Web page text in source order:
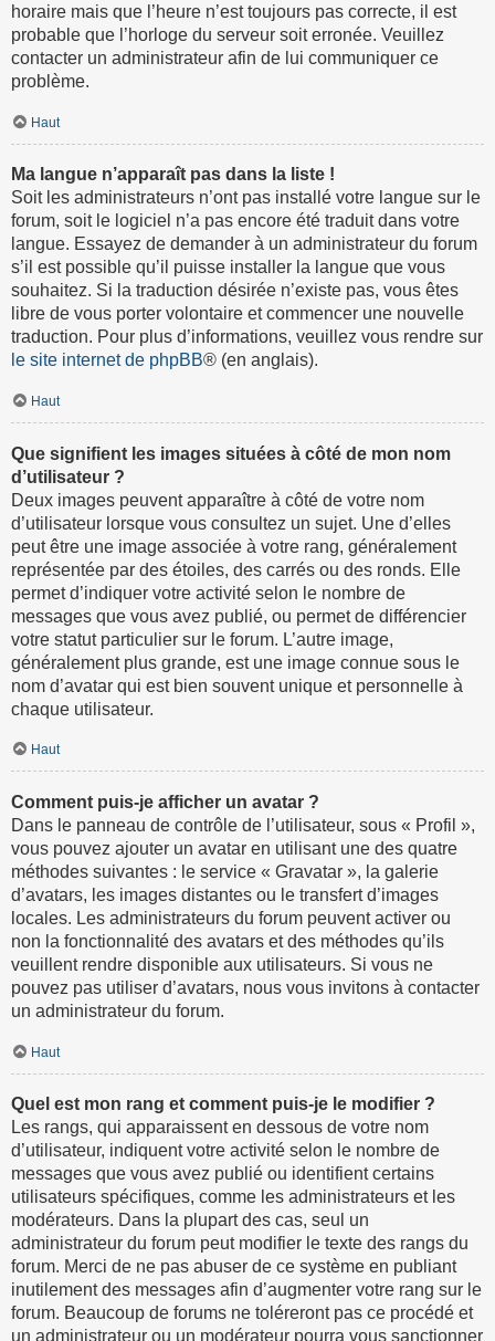
horaire mais que l’heure n’est toujours pas correcte, il est
probable que l’horloge du serveur soit erronée. Veuillez
contacter un administrateur afin de lui communiquer ce
problème.
Haut
Ma langue n’apparaît pas dans la liste !
Soit les administrateurs n’ont pas installé votre langue sur le
forum, soit le logiciel n’a pas encore été traduit dans votre
langue. Essayez de demander à un administrateur du forum
s’il est possible qu’il puisse installer la langue que vous
souhaitez. Si la traduction désirée n’existe pas, vous êtes
libre de vous porter volontaire et commencer une nouvelle
traduction. Pour plus d’informations, veuillez vous rendre sur
le site internet de phpBB® (en anglais).
Haut
Que signifient les images situées à côté de mon nom
d’utilisateur ?
Deux images peuvent apparaître à côté de votre nom
d’utilisateur lorsque vous consultez un sujet. Une d’elles
peut être une image associée à votre rang, généralement
représentée par des étoiles, des carrés ou des ronds. Elle
permet d’indiquer votre activité selon le nombre de
messages que vous avez publié, ou permet de différencier
votre statut particulier sur le forum. L’autre image,
généralement plus grande, est une image connue sous le
nom d’avatar qui est bien souvent unique et personnelle à
chaque utilisateur.
Haut
Comment puis-je afficher un avatar ?
Dans le panneau de contrôle de l’utilisateur, sous « Profil »,
vous pouvez ajouter un avatar en utilisant une des quatre
méthodes suivantes : le service « Gravatar », la galerie
d’avatars, les images distantes ou le transfert d’images
locales. Les administrateurs du forum peuvent activer ou
non la fonctionnalité des avatars et des méthodes qu’ils
veuillent rendre disponible aux utilisateurs. Si vous ne
pouvez pas utiliser d’avatars, nous vous invitons à contacter
un administrateur du forum.
Haut
Quel est mon rang et comment puis-je le modifier ?
Les rangs, qui apparaissent en dessous de votre nom
d’utilisateur, indiquent votre activité selon le nombre de
messages que vous avez publié ou identifient certains
utilisateurs spécifiques, comme les administrateurs et les
modérateurs. Dans la plupart des cas, seul un
administrateur du forum peut modifier le texte des rangs du
forum. Merci de ne pas abuser de ce système en publiant
inutilement des messages afin d’augmenter votre rang sur le
forum. Beaucoup de forums ne toléreront pas ce procédé et
un administrateur ou un modérateur pourra vous sanctionner